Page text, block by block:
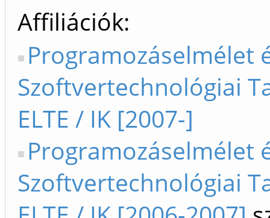
Affiliációk
Programozáselmélet
Szoftvertechnológiai
ELTE / IK [2007-]
Programozáselmélet
Szoftvertechnológiai